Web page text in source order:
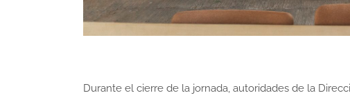
Durante el cierre de la jornada, autoridades de la